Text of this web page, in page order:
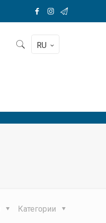
RU
Категории